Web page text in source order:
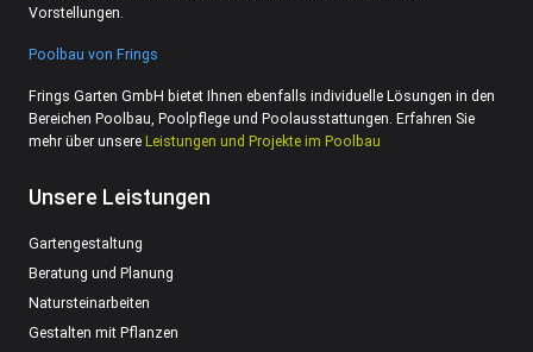
Vorstellungen.
Poolbau von Frings
Frings Garten GmbH bietet Ihnen ebenfalls individuelle Lösungen in den
Bereichen Poolbau, Poolpflege und Poolausstattungen. Erfahren Sie
mehr über unsere Leistungen und Projekte im Poolbau
Unsere Leistungen
Gartengestaltung
Beratung und Planung
Natursteinarbeiten
Gestalten mit Pflanzen